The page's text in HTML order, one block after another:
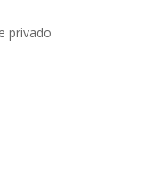
privado